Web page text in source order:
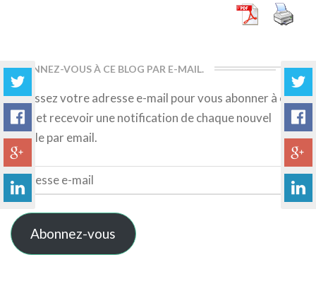
ABONNEZ-VOUS À CE BLOG PAR E-MAIL.
Saisissez votre adresse e-mail pour vous abonner à ce
blog et recevoir une notification de chaque nouvel
article par email.
Adresse
e-
mail
Abonnez-vous